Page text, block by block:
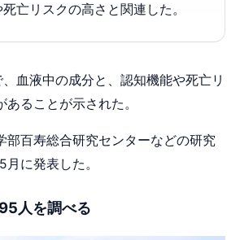
亡リスクの高さと関連した。
血液中の成分と、認知機能や死亡リ
ることが示された。
百寿総合研究センターなどの研究
に発表した。
人を調べる